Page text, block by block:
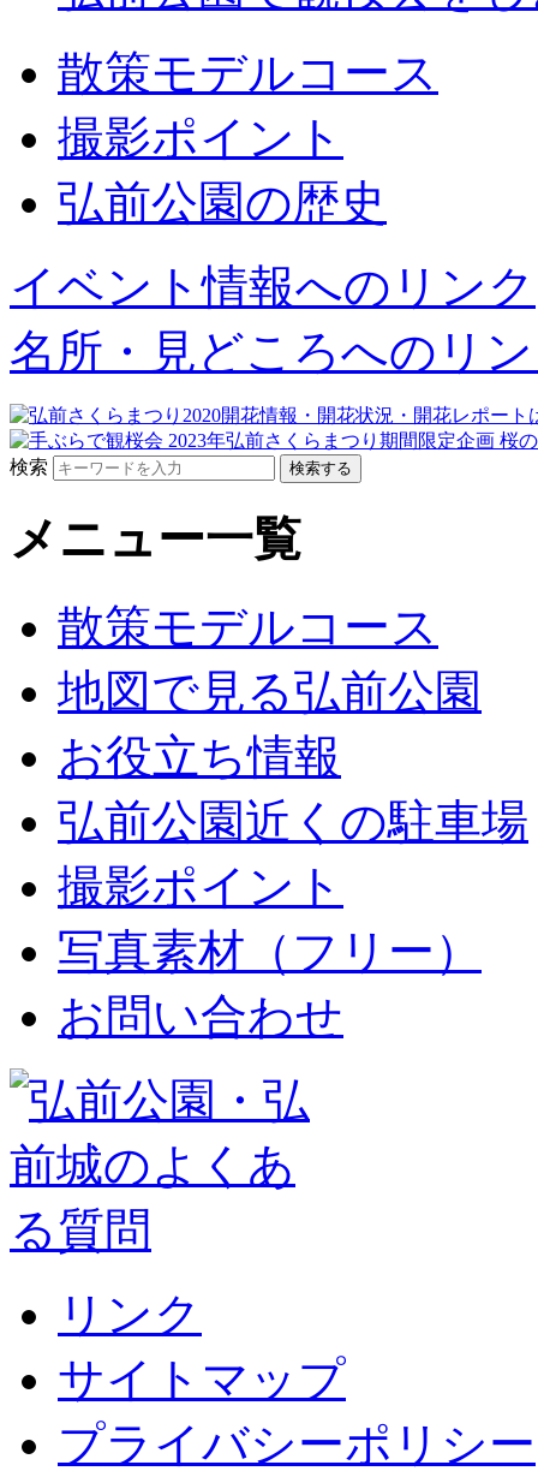
散策モデルコース
撮影ポイント
弘前公園の歴史
イベント情報へのリンク
名所・見どころへのリ
検索
メニュー一覧
散策モデルコース
地図で見る弘前公園
お役立ち情報
弘前公園近くの駐車場
撮影ポイント
写真素材（フリー）
お問い合わせ
リンク
サイトマップ
プライバシーポリシー